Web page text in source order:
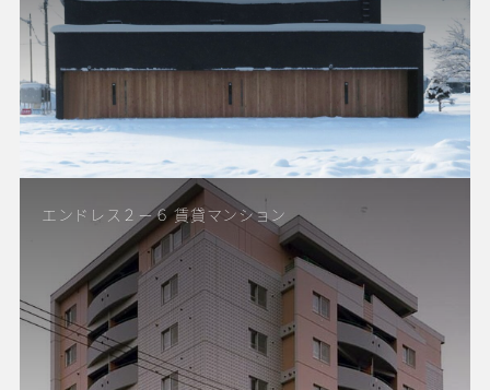
エンドレス２－６ 賃貸マンション